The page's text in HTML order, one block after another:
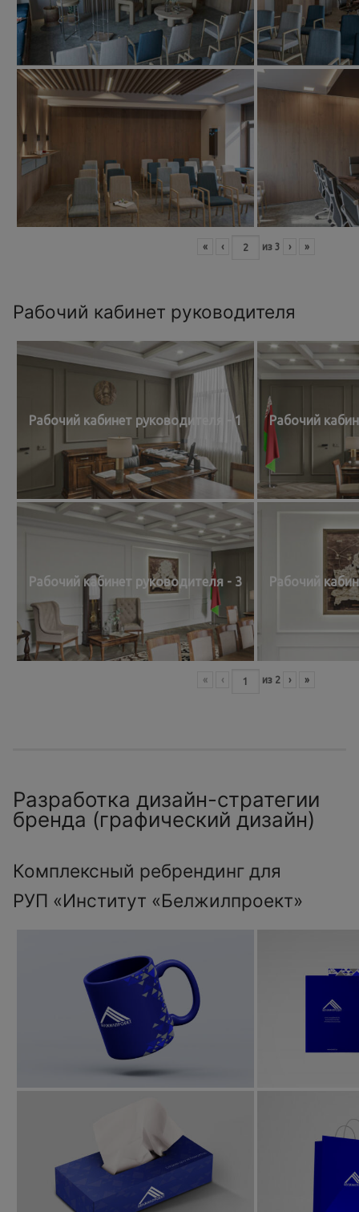
« ‹ из 3 › »
Рабочий кабинет руководителя
Рабочий кабинет руководителя - 1 Рабочий
Рабочий кабинет руководителя - 3 Рабочий
« ‹ из 2 › »
Разработка дизайн-стратегии
бренда (графический дизайн)
Комплексный ребрендинг для
РУП «Институт «Белжилпроект»